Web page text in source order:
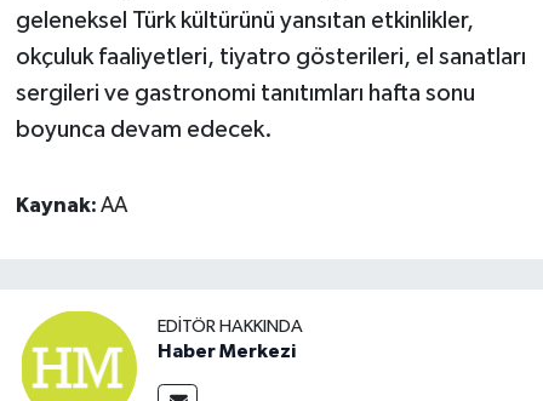
geleneksel Türk kültürünü yansıtan etkinlikler,
okçuluk faaliyetleri, tiyatro gösterileri, el sanatları
sergileri ve gastronomi tanıtımları hafta sonu
boyunca devam edecek.
Kaynak: AA
EDITÖR HAKKINDA
Haber Merkezi